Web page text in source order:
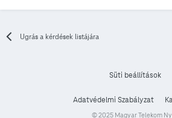
Ugrás a kérdések listájára
Süti beállítások
Adatvédelmi Szabályzat
© 2025 Magyar Telekom